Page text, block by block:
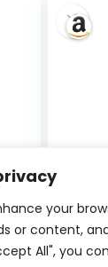
your
or content,
All", you
fach-
€7.95
15%
Urea &